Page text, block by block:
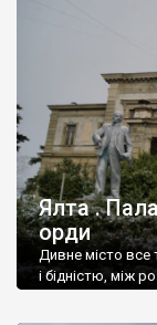
Ялта .
орди
Дивне місто все
і бідністю, між